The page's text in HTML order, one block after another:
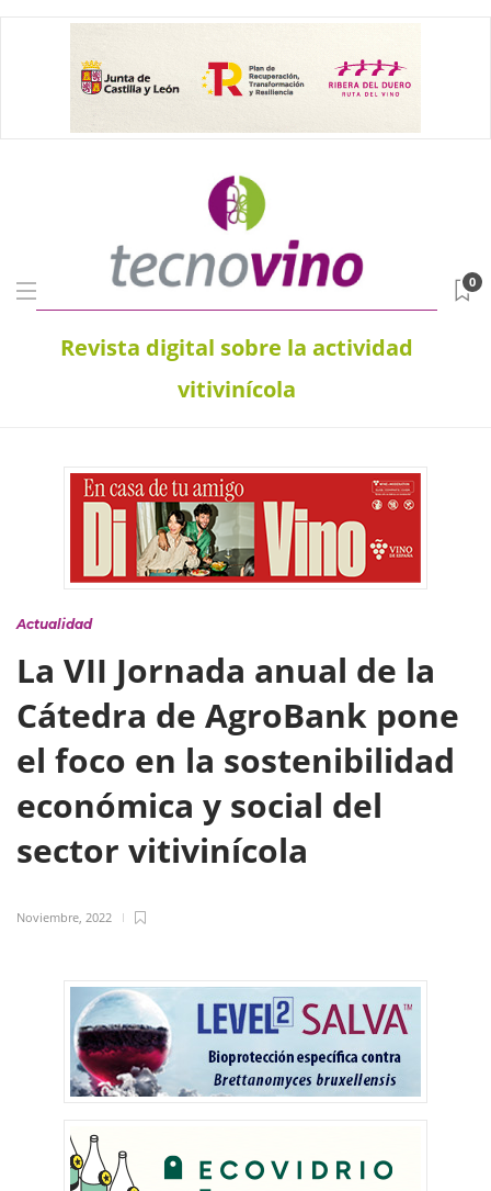
Revista digital sobre la actividad
vitivinícola
0
Actualidad
La VII Jornada anual de la
Cátedra de AgroBank pone
el foco en la sostenibilidad
económica y social del
sector vitivinícola
Noviembre, 2022